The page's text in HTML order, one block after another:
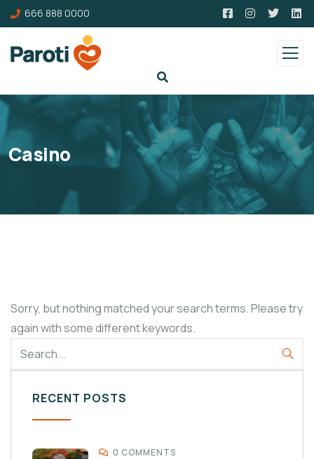
666 888 0000
Casino
Sorry, but nothing matched your search terms. Please try
again with some different keywords.
RECENT POSTS
0 COMMENTS